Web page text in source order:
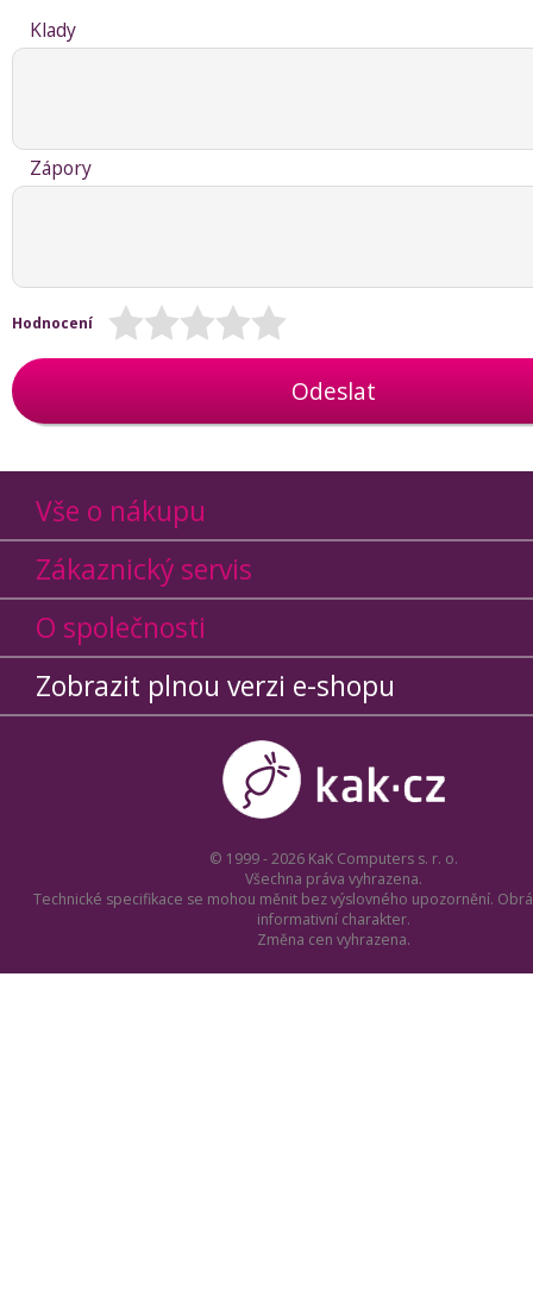
Klady
Zápory
Hodnocení
Odeslat
Vše o nákupu
Zákaznický servis
O společnosti
Zobrazit plnou verzi e-shopu
© 1999 - 2026 KaK Computers s. r. o.
Všechna práva vyhrazena.
Technické specifikace se mohou měnit bez výslovného upozornění.
informativní charakter.
Změna cen vyhrazena.